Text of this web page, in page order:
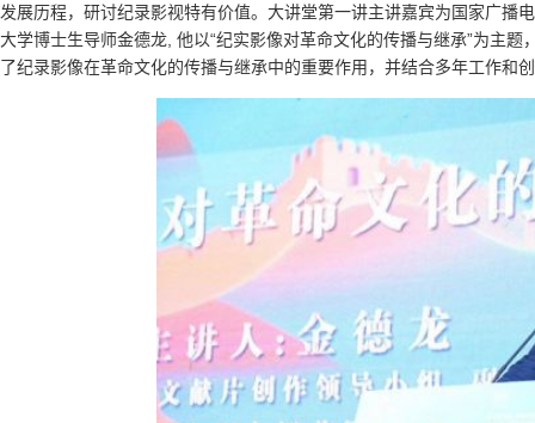
发展历程，研讨纪录影视特有价值。大讲堂第一讲主讲嘉宾为国家广播
大学博士生导师金德龙, 他以“纪实影像对革命文化的传播与继承”为主
了纪录影像在革命文化的传播与继承中的重要作用，并结合多年工作和